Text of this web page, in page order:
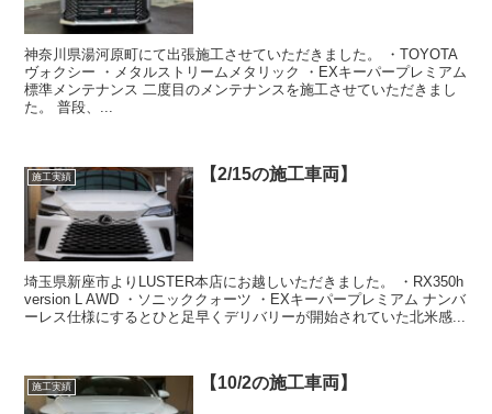
神奈川県湯河原町にて出張施工させていただきました。 ・TOYOTA
ヴォクシー ・メタルストリームメタリック ・EXキーパープレミアム
標準メンテナンス 二度目のメンテナンスを施工させていただきまし
た。 普段、...
施工実績 【2/15の施工車両】
埼玉県新座市よりLUSTER本店にお越しいただきました。 ・RX350h
version L AWD ・ソニッククォーツ ・EXキーパープレミアム ナンバ
ーレス仕様にするとひと足早くデリバリーが開始されていた北米感...
施工実績 【10/2の施工車両】